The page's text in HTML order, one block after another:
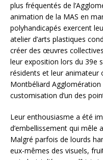
plus fréquentés de
animation de la MAS en
polyhandicapés exercent
atelier d’arts plastiques
créer des œuvres
leur exposition lors du 39e
résidents et leur animateur
Montbéliard
customisation d’un des
Leur enthousiasme a été
d’embellissement qui mêle
Malgré parfois de lourds
eux-mêmes des visuels,